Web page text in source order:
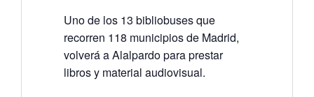
Uno de los 13 bibliobuses que
recorren 118 municipios de Madrid,
volverá a Alalpardo para prestar
libros y material audiovisual.